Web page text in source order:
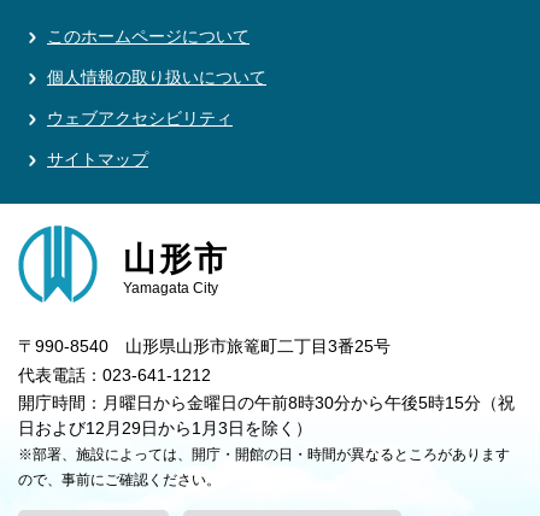
このホームページについて
個人情報の取り扱いについて
ウェブアクセシビリティ
サイトマップ
山形市
Yamagata City
〒990-8540 山形県山形市旅篭町二丁目3番25号
代表電話：023-641-1212
開庁時間：月曜日から金曜日の午前8時30分から午後5時15分（祝
日および12月29日から1月3日を除く）
※部署、施設によっては、開庁・開館の日・時間が異なるところがあります
ので、事前にご確認ください。